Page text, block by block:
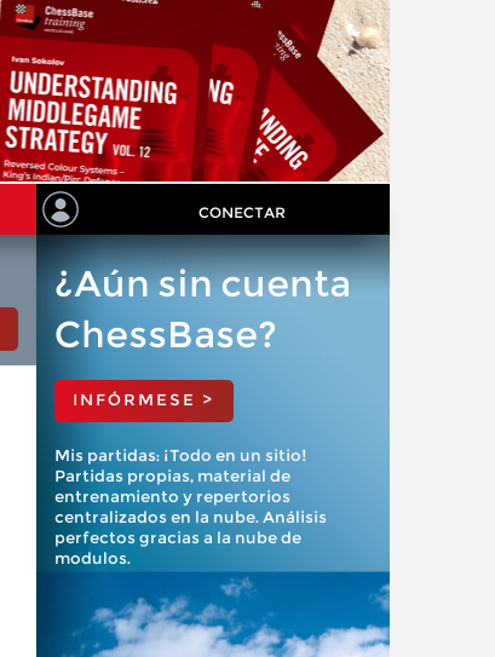
CONECTAR
¿Aún sin cuenta
ChessBase?
INFÓRMESE >
Mis partidas: ¡Todo en un sitio!
Partidas propias, material de
entrenamiento y repertorios
centralizados en la nube. Análisis
perfectos gracias a la nube de
modulos.